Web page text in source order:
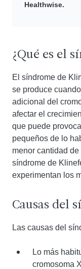
Healthwise.
¿Qué es el
El síndrome de
se produce
adicional del
afectar el
que puede
pequeños de lo
menor cantidad de
síndrome de
experimentan los
Causas del
Las causas del
Lo más
cromosoma